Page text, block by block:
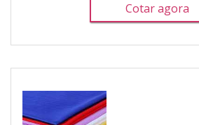
Cotar agora